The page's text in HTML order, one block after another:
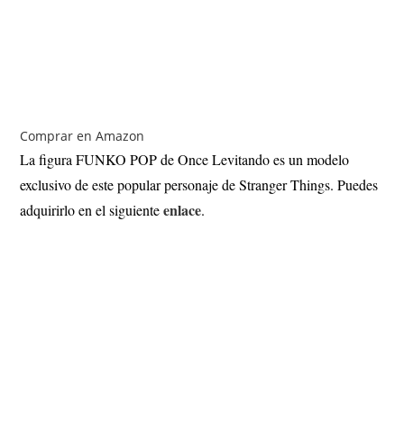
Comprar en Amazon
La figura FUNKO POP de Once Levitando es un modelo
exclusivo de este popular personaje de Stranger Things. Puedes
adquirirlo en el siguienteenlace.